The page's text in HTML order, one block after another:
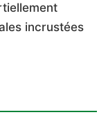
incrustées